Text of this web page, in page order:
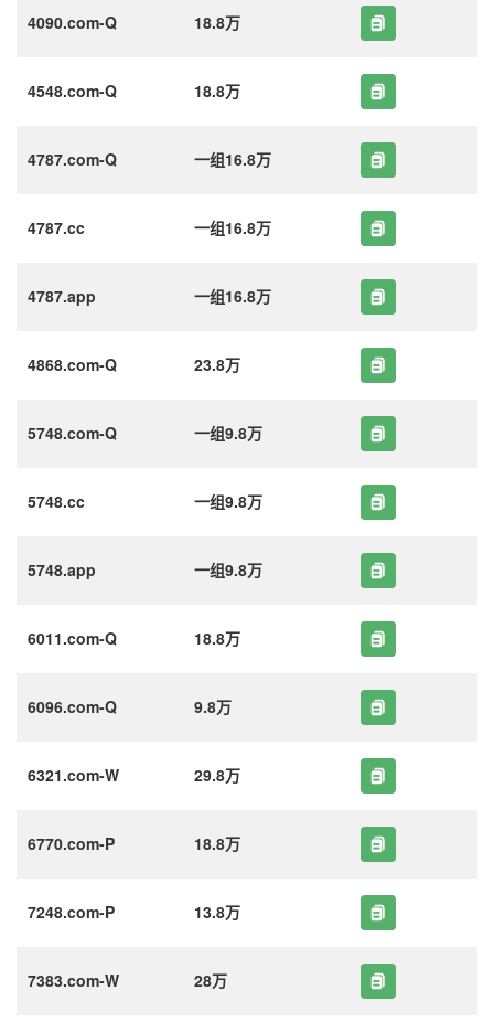
4090.com-Q 18.8万
4548.com-Q 18.8万
4787.com-Q 一组16.8万
4787.cc 一组16.8万
4787.app 一组16.8万
4868.com-Q 23.8万
5748.com-Q 一组9.8万
5748.cc 一组9.8万
5748.app 一组9.8万
6011.com-Q 18.8万
6096.com-Q 9.8万
6321.com-W 29.8万
6770.com-P 18.8万
7248.com-P 13.8万
7383.com-W 28万